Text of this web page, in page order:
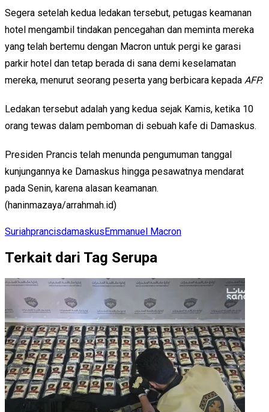
Segera setelah kedua ledakan tersebut, petugas keamanan
hotel mengambil tindakan pencegahan dan meminta mereka
yang telah bertemu dengan Macron untuk pergi ke garasi
parkir hotel dan tetap berada di sana demi keselamatan
mereka, menurut seorang peserta yang berbicara kepada AFP.
Ledakan tersebut adalah yang kedua sejak Kamis, ketika 10
orang tewas dalam pemboman di sebuah kafe di Damaskus.
Presiden Prancis telah menunda pengumuman tanggal
kunjungannya ke Damaskus hingga pesawatnya mendarat
pada Senin, karena alasan keamanan.
(haninmazaya/arrahmah.id)
SuriahprancisdamaskusEmmanuel Macron
Terkait dari Tag Serupa